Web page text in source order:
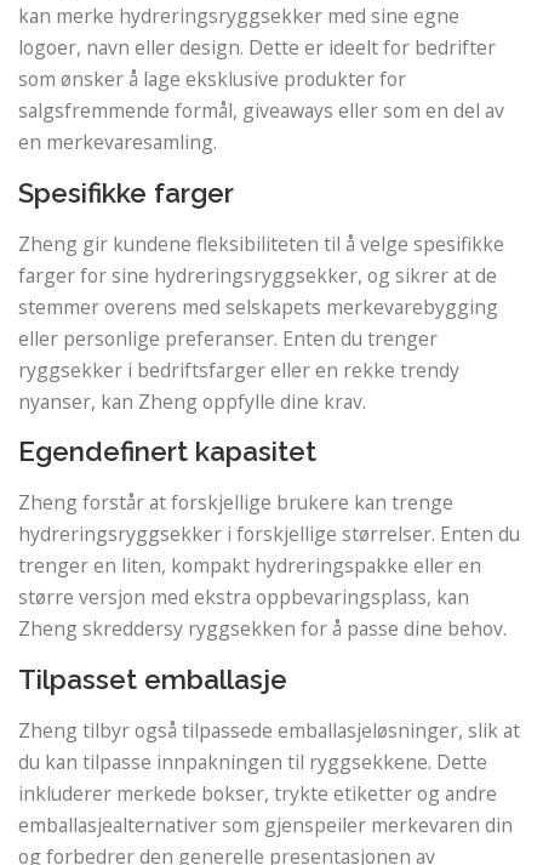
kan merke hydreringsryggsekker med sine egne
logoer, navn eller design. Dette er ideelt for bedrifter
som ønsker å lage eksklusive produkter for
salgsfremmende formål, giveaways eller som en del av
en merkevaresamling.
Spesifikke farger
Zheng gir kundene fleksibiliteten til å velge spesifikke
farger for sine hydreringsryggsekker, og sikrer at de
stemmer overens med selskapets merkevarebygging
eller personlige preferanser. Enten du trenger
ryggsekker i bedriftsfarger eller en rekke trendy
nyanser, kan Zheng oppfylle dine krav.
Egendefinert kapasitet
Zheng forstår at forskjellige brukere kan trenge
hydreringsryggsekker i forskjellige størrelser. Enten du
trenger en liten, kompakt hydreringspakke eller en
større versjon med ekstra oppbevaringsplass, kan
Zheng skreddersy ryggsekken for å passe dine behov.
Tilpasset emballasje
Zheng tilbyr også tilpassede emballasjeløsninger, slik at
du kan tilpasse innpakningen til ryggsekkene. Dette
inkluderer merkede bokser, trykte etiketter og andre
emballasjealternativer som gjenspeiler merkevaren din
og forbedrer den generelle presentasjonen av